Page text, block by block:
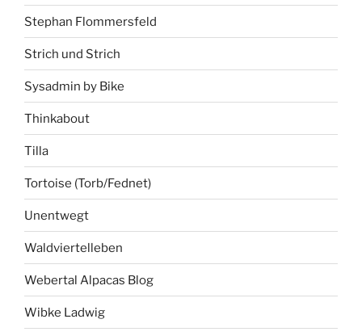
Stephan Flommersfeld
Strich und Strich
Sysadmin by Bike
Thinkabout
Tilla
Tortoise (Torb/Fednet)
Unentwegt
Waldviertelleben
Webertal Alpacas Blog
Wibke Ladwig